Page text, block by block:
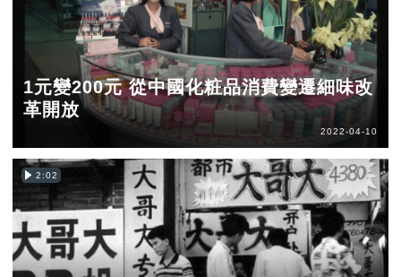
1元變200元 從中國化粧品消費變遷細味改
革開放
2022-04-10
2:02